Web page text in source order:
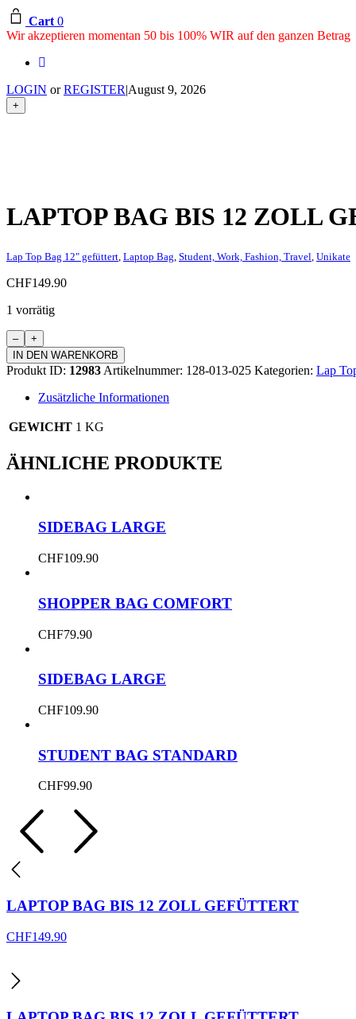
Cart 0
Wir akzeptieren momentan 50 bis 100% WIR auf den ganzen Betrag
LOGIN orREGISTER|August 9, 2026
+
LAPTOP BAG BIS 12 ZOLL
Lap Top Bag 12" gefüttert Laptop Bag Student, Work, Fashion, Travel Unikate
CHF149.90
1 vorrätig
Laptop
Bag
bis
12
Zoll
gefüttert
Menge
IN DEN WARENKORB
Produkt ID: 12983 Artikelnummer: 128-013-025 Kategorien: Lap
Zusätzliche Informationen
GEWICHT 1 KG
ÄHNLICHE PRODUKTE
SIDEBAG LARGE
CHF109.90
SHOPPER BAG COMFORT
CHF79.90
SIDEBAG LARGE
CHF109.90
STUDENT BAG STANDARD
CHF99.90
LAPTOP BAG BIS 12 ZOLL GEFÜTTERT
CHF149.90